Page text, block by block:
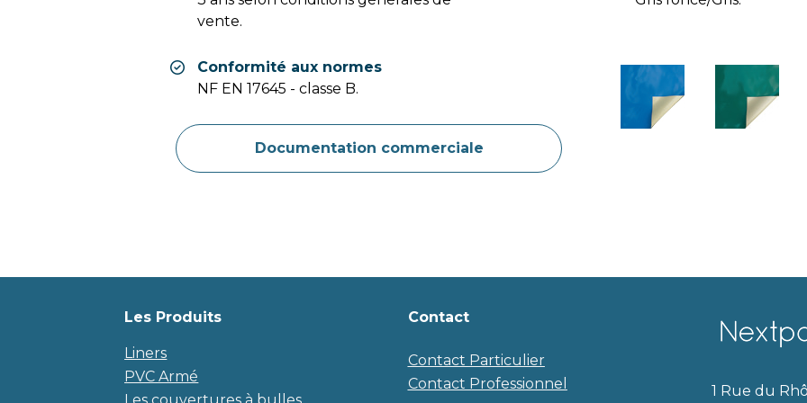
vente.
Conformité aux normes
NF EN 17645 - classe B.
Documentation commerciale
Les Produits
Liners
PVC Armé
Contact
Contact Particulier
Contact Professionnel
1 Rue du